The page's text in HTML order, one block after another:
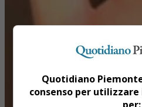
Quotidiano
consenso per
per: